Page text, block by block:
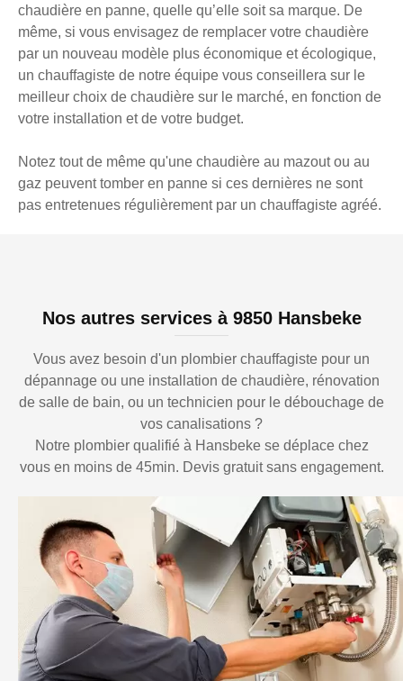
chaudière en panne, quelle qu’elle soit sa marque. De
même, si vous envisagez de remplacer votre chaudière
par un nouveau modèle plus économique et écologique,
un chauffagiste de notre équipe vous conseillera sur le
meilleur choix de chaudière sur le marché, en fonction de
votre installation et de votre budget.
Notez tout de même qu'une chaudière au mazout ou au
gaz peuvent tomber en panne si ces dernières ne sont
pas entretenues régulièrement par un chauffagiste agréé.
Nos autres services à 9850 Hansbeke
Vous avez besoin d'un plombier chauffagiste pour un
dépannage ou une installation de chaudière, rénovation
de salle de bain, ou un technicien pour le débouchage de
vos canalisations ?
Notre plombier qualifié à Hansbeke se déplace chez
vous en moins de 45min. Devis gratuit sans engagement.